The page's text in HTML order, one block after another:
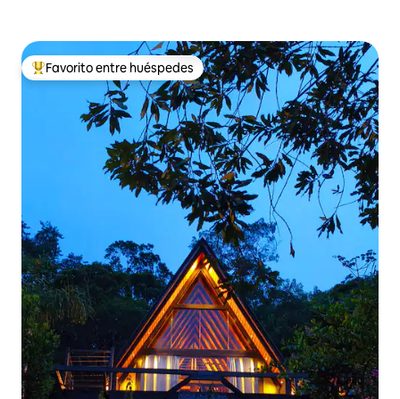
De los mejores en Favorito entre huéspedes
Favorito entre huéspedes